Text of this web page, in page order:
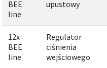
BEE
line
upustowy
12x
BEE
line
Regulator
ciśnienia
wejściowego